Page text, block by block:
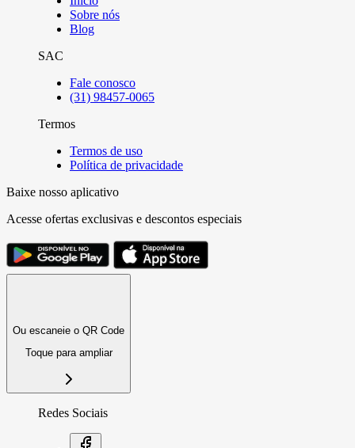
Sobre nós
Blog
SAC
Fale conosco
(31) 98457-0065
Termos
Termos de uso
Política de privacidade
Baixe nosso aplicativo
Acesse ofertas exclusivas e descontos especiais
Ou escaneie o QR Code
Toque para ampliar
Redes Sociais